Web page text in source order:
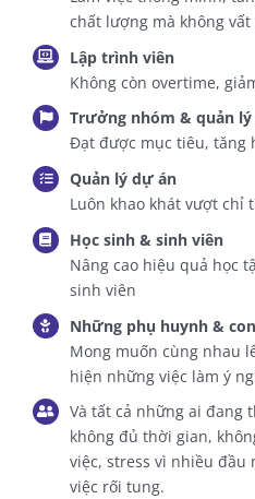
chất lượng mà không vất
Lập trình viên
Không còn overtime,
Trưởng nhóm & quản
Đạt được mục tiêu, tăng
Quản lý dự án
Luôn khao khát vượt chỉ
Học sinh & sinh viên
Nâng cao hiệu quả học
sinh viên
Những phụ huynh &
Mong muốn cùng nhau
hiện những việc làm ý
Và tất cả những ai đang
không đủ thời gian,
việc, stress vì nhiều đầu
việc rối tung.